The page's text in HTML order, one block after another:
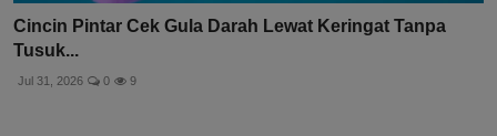
Cincin Pintar Cek Gula Darah Lewat Keringat Tanpa
Tusuk...
Jul 31, 2026 0 9